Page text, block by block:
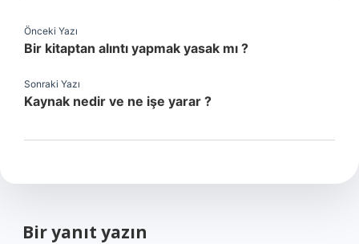
Önceki Yazı
Bir kitaptan alıntı yapmak yasak mı ?
Sonraki Yazı
Kaynak nedir ve ne işe yarar ?
Bir yanıt yazın